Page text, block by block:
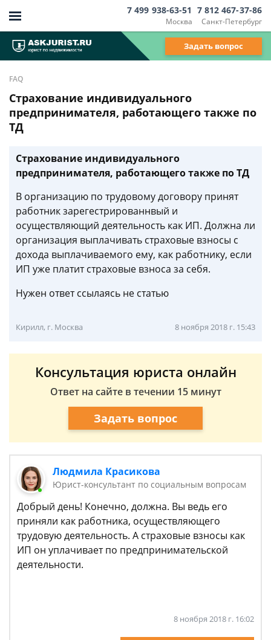
Москва
7 499 938-63-51
Санкт-Петербург
7 812 467-37-86
Задать вопрос
FAQ
Страхование индивидуального
предпринимателя, работающего также по
ТД
Страхование индивидуального
предпринимателя, работающего также по ТД
В организацию по трудовому договору принят
работник зарегестрированнвый и
осуществляющий деятельность как ИП. Должна ли
организация выплачивать страховые взносы с
дохода выплачиваемого ему, как работнику, если
ИП уже платит страховые взноса за себя.
Нужен ответ ссылаясь не статью
Кирилл, г. Москва 8 ноября 2018 г. 15:43
Консультация юриста онлайн
Ответ на сайте в течении 15 минут
Задать вопрос
Людмила Красикова
Юрист-консультант по социальным вопросам
Добрый день! Конечно, должна. Вы ведь его
приняли как работника, осуществляющего
трудовую деятельность. А страховые взносы как
ИП он уплачивает по предпринимательской
деятельности.
8 ноября 2018 г. 16:02